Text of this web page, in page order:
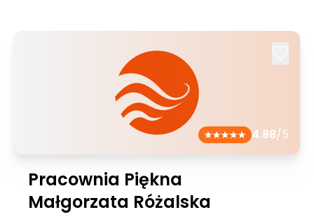
4.88/5
Pracownia Piękna
Małgorzata Różalska